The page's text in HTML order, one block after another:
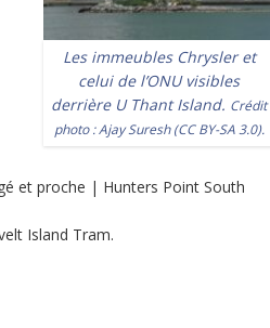
Les immeubles Chrysler et
celui de l’ONU visibles
derrière U Thant Island. Crédit
photo :Ajay Suresh(CC BY-SA 3.0).
et proche | Hunters Point South
Island Tram.